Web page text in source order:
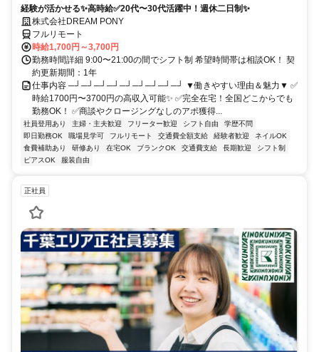
経験が活かせる✨高時給✅20代〜30代活躍中！週休二日制✨
株式会社DREAM PONY
フルリモート
時給1,700円～3,700円
勤務時間詳細 9:00〜21:00の間でシフト制 希望時間帯は相談OK！ 契
約更新期間：1年
仕事内容 ─┘─┘─┘─┘─┘─┘─┘─┘─┘ ▼働きやすい理由＆魅力▼ ✅
時給1700円〜3700円の高収入可能✨ ✅完全在宅！全国どこからでも
勤務OK！ ✅商談やクロージングなしのアポ獲得...
社員登用あり 主婦・主夫歓迎 フリーター歓迎 シフト自由
学歴不問
即日勤務OK
職場見学可 フルリモート 交通費全額支給 経験者歓迎
ネイルOK
食費補助あり
研修あり 在宅OK ブランクOK 交通費支給 長期歓迎
シフト制
ピアスOK
服装自由
正社員